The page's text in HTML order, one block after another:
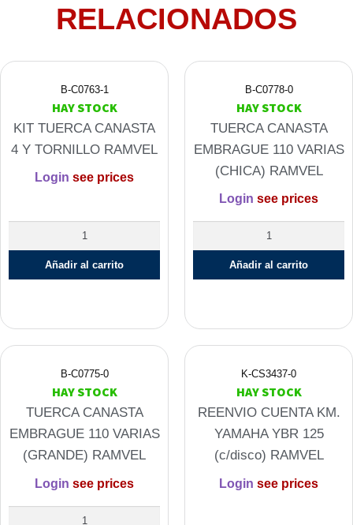
RELACIONADOS
B-C0763-1
HAY STOCK
KIT TUERCA CANASTA
4 Y TORNILLO RAMVEL
Login see prices
TUERCA
CANASTA
TORNILLO
RAMVEL
Añadir al carrito
B-C0778-0
HAY STOCK
TUERCA CANASTA
EMBRAGUE 110 VARIAS
(CHICA) RAMVEL
Login see prices
CANASTA
EMBRAGUE
(CHICA)
RAMVEL
Añadir al carrito
B-C0775-0
HAY STOCK
TUERCA CANASTA
EMBRAGUE 110 VARIAS
(GRANDE) RAMVEL
Login see prices
K-CS3437-0
HAY STOCK
REENVIO CUENTA KM.
YAMAHA YBR 125
(c/disco) RAMVEL
Login see prices